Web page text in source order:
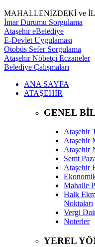
MAHALLENİZDEKİ ve
İmar Durumu Sorgulama
Ataşehir eBelediye
E-Devlet Uygulaması
Otobüs Sefer Sorgulama
Ataşehir Nöbetçi Eczaneler
Belediye Çalışmaları
ANA SAYFA
ATAŞEHİR
GENEL
Ataşehir
Ataşehir
Ataşehir
Semt
Ataşehir
Mahalle
Halk
Noktaları
Vergi
Noterler
YEREL